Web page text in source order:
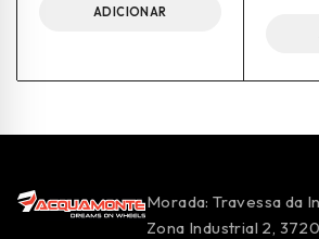
ADICIONAR
Morada: Travessa da
Zona Industrial 2,